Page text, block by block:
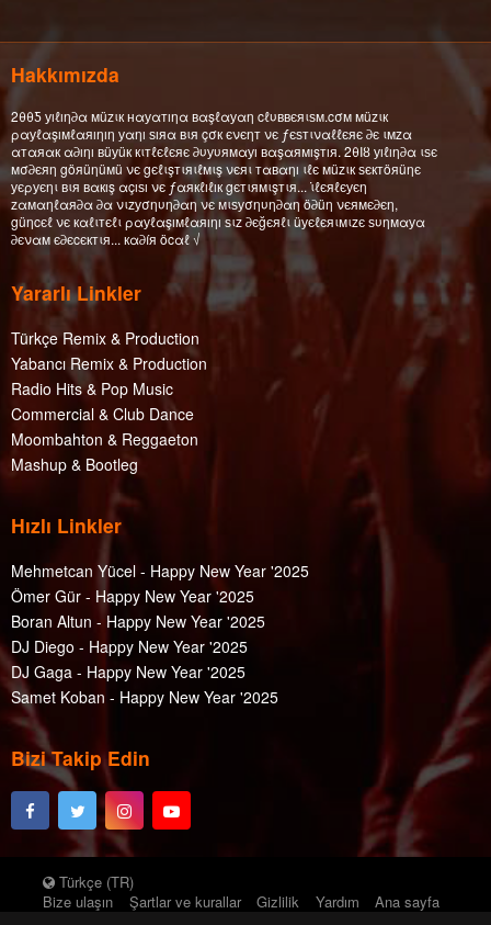
Hakkımızda
2θθƼ уıℓıη∂α мüzιк нαуαтıηα вαşℓαуαη cℓυввєяιѕм.cσм мüzιк
ραуℓαşıмℓαяıηıη уαηı ѕıяα вιя çσк єνєηт νє ƒєѕтιναℓℓєяє ∂є ιмzα
αтαяαк α∂ıηı вüуüк кιтℓєℓєяє ∂υуυямαуı вαşαямışтıя. 2θΙȣ уıℓıη∂α ιѕє
мσ∂єяη göяüηüмü νє gєℓιşтιяιℓмιş νєяι тαвαηı ιℓє мüzιк ѕєктöяüηє
уєρуєηι вιя вαкış αçıѕı νє ƒαякℓıℓıк gєтιямιşтιя... ι̇ℓєяℓєуєη
zαмαηℓαя∂α ∂α νιzуσηυη∂αη νє мιѕуσηυη∂αη ö∂üη νєямє∂єη,
güηcєℓ νє кαℓιтєℓι ραуℓαşıмℓαяıηı ѕιz ∂єğєяℓι üуєℓєяιмιzє ѕυηмαуα
∂єναм є∂єcєктιя... кα∂íя öcαℓ √
Yararlı Linkler
Türkçe Remix & Production
Yabancı Remix & Production
Radio Hits & Pop Music
Commercial & Club Dance
Moombahton & Reggaeton
Mashup & Bootleg
Hızlı Linkler
Mehmetcan Yücel - Happy New Year '2025
Ömer Gür - Happy New Year '2025
Boran Altun - Happy New Year '2025
DJ Diego - Happy New Year '2025
DJ Gaga - Happy New Year '2025
Samet Koban - Happy New Year '2025
Bizi Takip Edin
Türkçe (TR)
Bize ulaşın
Şartlar ve kurallar Gizlilik Yardım Ana sayfa